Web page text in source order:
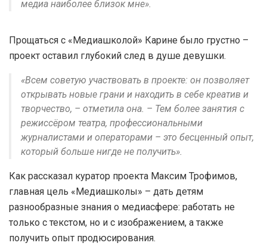
медиа наиболее близок мне».
Прощаться с «Медиашколой» Карине было грустно –
проект оставил глубокий след в душе девушки.
«Всем советую участвовать в проекте: он позволяет
открывать новые грани и находить в себе креатив и
творчество, – отметила она. – Тем более занятия с
режиссёром театра, профессиональными
журналистами и операторами – это бесценный опыт,
который больше нигде не получить».
Как рассказал куратор проекта Максим Трофимов,
главная цель «Медиашколы» – дать детям
разнообразные знания о медиасфере: работать не
только с текстом, но и с изображением, а также
получить опыт продюсирования.